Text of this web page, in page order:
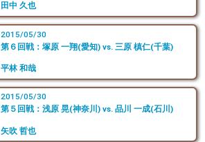
田中 久也
2015/05/30
第６回戦：塚原 一翔(愛知) vs. 三原 槙仁(千葉)
平林 和哉
2015/05/30
第５回戦：浅原 晃(神奈川) vs. 品川 一成(石川)
矢吹 哲也